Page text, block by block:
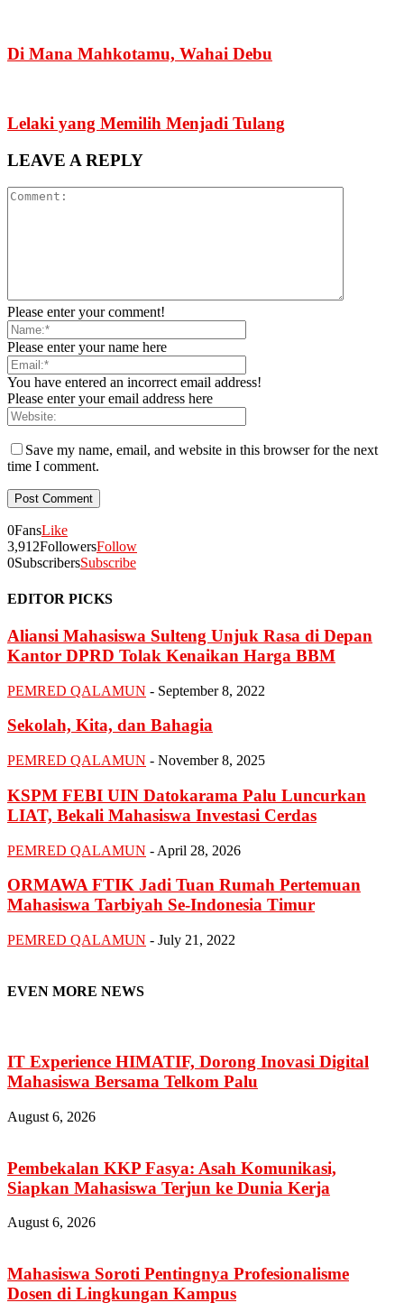
Di Mana Mahkotamu, Wahai Debu
Lelaki yang Memilih Menjadi Tulang
LEAVE A REPLY
Please enter your comment!
Please enter your name here
You have entered an incorrect email address!
Please enter your email address here
Save my name, email, and website in this browser for the next
time I comment.
0FansLike
3,912FollowersFollow
0SubscribersSubscribe
EDITOR PICKS
Aliansi Mahasiswa Sulteng Unjuk Rasa di Depan
Kantor DPRD Tolak Kenaikan Harga BBM
PEMRED QALAMUN - September 8, 2022
Sekolah, Kita, dan Bahagia
PEMRED QALAMUN - November 8, 2025
KSPM FEBI UIN Datokarama Palu Luncurkan
LIAT, Bekali Mahasiswa Investasi Cerdas
PEMRED QALAMUN - April 28, 2026
ORMAWA FTIK Jadi Tuan Rumah Pertemuan
Mahasiswa Tarbiyah Se-Indonesia Timur
PEMRED QALAMUN - July 21, 2022
EVEN MORE NEWS
IT Experience HIMATIF, Dorong Inovasi Digital
Mahasiswa Bersama Telkom Palu
August 6, 2026
Pembekalan KKP Fasya: Asah Komunikasi,
Siapkan Mahasiswa Terjun ke Dunia Kerja
August 6, 2026
Mahasiswa Soroti Pentingnya Profesionalisme
Dosen di Lingkungan Kampus